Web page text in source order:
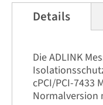
Bildergalerie
Details
Die ADLINK
cPCI/PCI-7433
Normalversion